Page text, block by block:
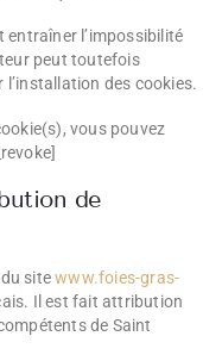
entraîner l’impossibilité
peut toutefois
des cookies.
vous pouvez
de
du sitewww.foies-gras-
Il est fait attribution
de Saint